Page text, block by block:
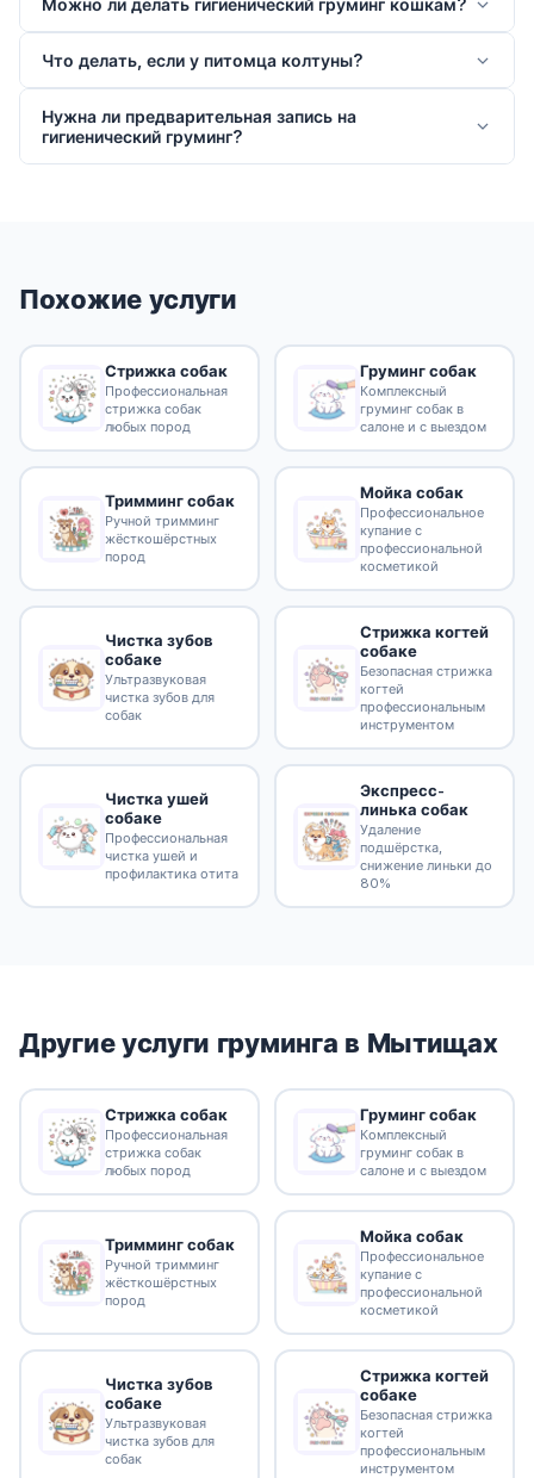
Можно ли делать гигиенический груминг кошкам?
Что делать, если у питомца колтуны?
Нужна ли предварительная запись на
гигиенический груминг?
Похожие услуги
Стрижка собак
Профессиональная
стрижка собак
любых пород
Груминг собак
Комплексный
груминг собак в
салоне и с выездом
Тримминг собак
Ручной тримминг
жёсткошёрстных
пород
Мойка собак
Профессиональное
купание с
профессиональной
косметикой
Чистка зубов
собаке
Ультразвуковая
чистка зубов для
собак
Стрижка когтей
собаке
Безопасная стрижка
когтей
профессиональным
инструментом
Чистка ушей
собаке
Профессиональная
чистка ушей и
профилактика отита
Экспресс-
линька собак
Удаление
подшёрстка,
снижение линьки до
80%
Другие услуги груминга в Мытищах
Стрижка собак
Профессиональная
стрижка собак
любых пород
Груминг собак
Комплексный
груминг собак в
салоне и с выездом
Тримминг собак
Ручной тримминг
жёсткошёрстных
пород
Мойка собак
Профессиональное
купание с
профессиональной
косметикой
Чистка зубов
собаке
Ультразвуковая
чистка зубов для
собак
Стрижка когтей
собаке
Безопасная стрижка
когтей
профессиональным
инструментом